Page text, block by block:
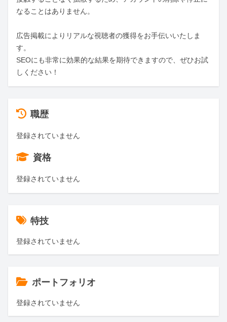
なることはありません。
広告掲載によりリアルな視聴者の獲得をお手伝いいたしま
す。
SEOにも非常に効果的な結果を期待できますので、ぜひお試
しください！
職歴
登録されていません
資格
登録されていません
特技
登録されていません
ポートフォリオ
登録されていません